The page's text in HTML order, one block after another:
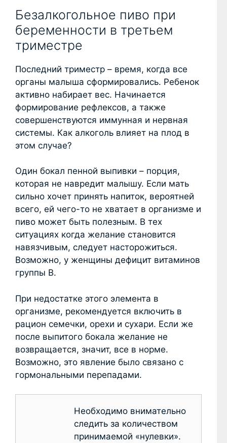
Безалкогольное пиво при
беременности в третьем
триместре
Последний триместр – время, когда все
органы малыша сформировались. Ребенок
активно набирает вес. Начинается
формирование рефлексов, а также
совершенствуются иммунная и нервная
системы. Как алкоголь влияет на плод в
этом случае?
Один бокал пенной выпивки – порция,
которая не навредит малышу. Если мать
сильно хочет принять напиток, вероятней
всего, ей чего-то не хватает в организме и
пиво может быть полезным. В тех
ситуациях когда желание становится
навязчивым, следует насторожиться.
Возможно, у женщины дефицит витаминов
группы B.
При недостатке этого элемента в
организме, рекомендуется включить в
рацион семечки, орехи и сухари. Если же
после выпитого бокала желание не
возвращается, значит, все в норме.
Возможно, это явление было связано с
гормональными перепадами.
Необходимо внимательно
следить за количеством
принимаемой «нулевки».